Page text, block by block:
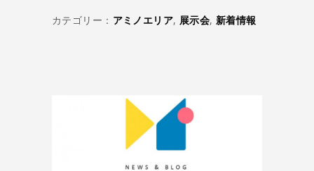
カテゴリー： アミノエリア, 展示会,新着情報